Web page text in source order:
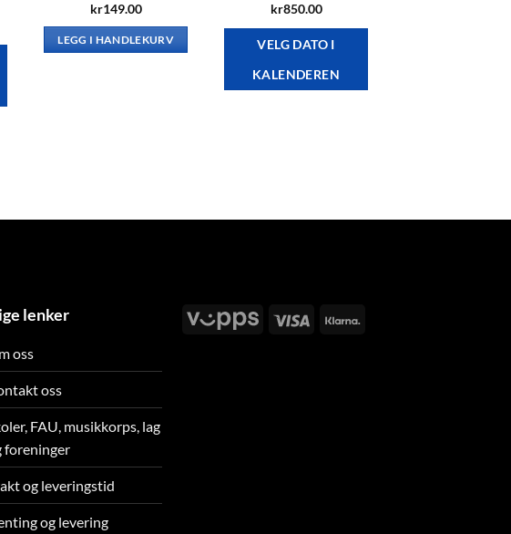
kr149.00
LEGG I HANDLEKURV
kr850.00
VELG DATO I
KALENDEREN
lenker
oss
oss
FAU, musikkorps, lag
foreninger
og leveringstid
og levering
Vipps Visa